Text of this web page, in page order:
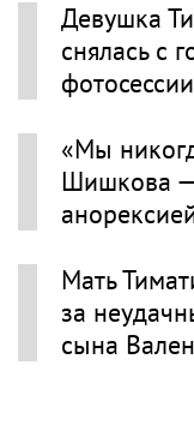
Девушка
снялась с
фотосессии
«Мы
Шишкова —
Мать
за
сына